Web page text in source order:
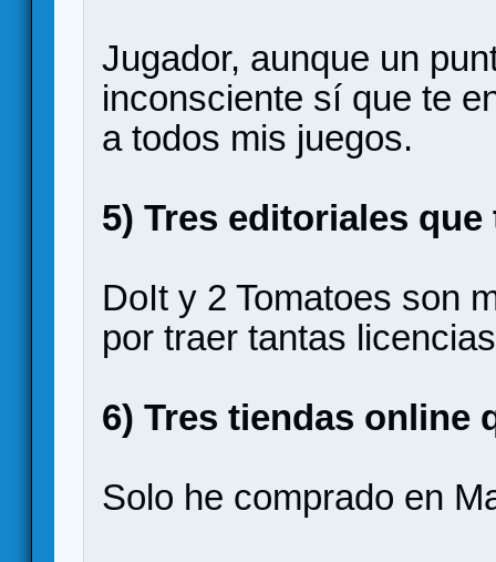
Jugador, aunque un
inconsciente sí que te
a todos mis juegos.
5) Tres editoriales que
DoIt y 2 Tomatoes son
por traer tantas
6) Tres tiendas online
Solo he comprado en